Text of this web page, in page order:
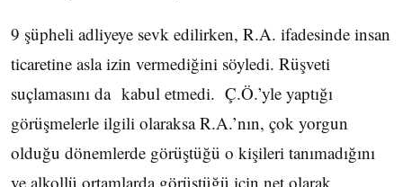
9 şüpheli adliyeye sevk edilirken, R.A. ifadesinde insan
ticaretine asla izin vermediğini söyledi. Rüşveti
suçlamasını da kabul etmedi. Ç.Ö.’yle yaptığı
görüşmelerle ilgili olaraksa R.A.’nın, çok yorgun
olduğu dönemlerde görüştüğü o kişileri tanımadığını
ve alkollü ortamlarda görüştüğü için net olarak